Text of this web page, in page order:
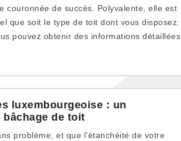
couronnée de succès. Polyvalente, elle est
que soit le type de toit dont vous disposez.
pouvez obtenir des informations détaillées
luxembourgeoise : un
de toit
problème, et que l’étanchéité de votre